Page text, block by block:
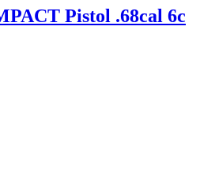
Pistol .68cal 6c